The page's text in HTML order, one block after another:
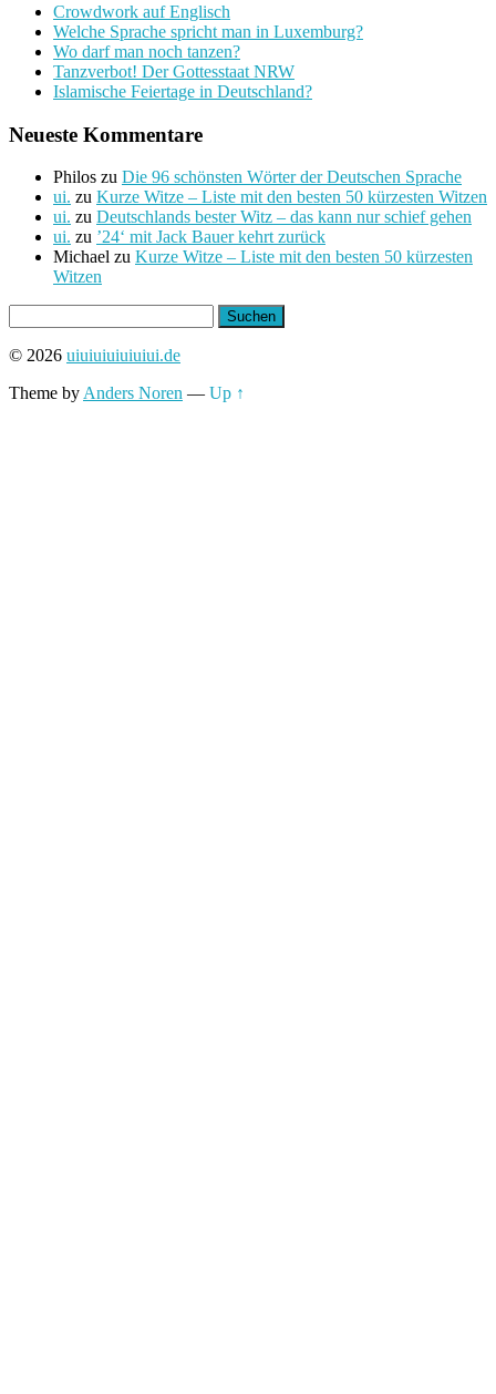
Crowdwork auf Englisch
Welche Sprache spricht man in Luxemburg?
Wo darf man noch tanzen?
Tanzverbot! Der Gottesstaat NRW
Islamische Feiertage in Deutschland?
Neueste Kommentare
Philos zu Die 96 schönsten Wörter der Deutschen Sprache
ui. zu Kurze Witze – Liste mit den besten 50 kürzesten Witzen
ui. zu Deutschlands bester Witz – das kann nur schief gehen
ui. zu ’24‘ mit Jack Bauer kehrt zurück
Michael zu Kurze Witze – Liste mit den besten 50 kürzesten
Witzen
nach:
© 2026 uiuiuiuiuiuiui.de
Theme by Anders Noren — Up ↑